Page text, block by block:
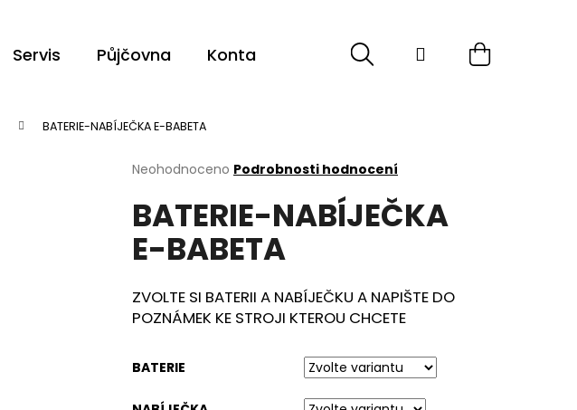
Servis Půjčovna Kontakt Sport Cyklistika
HledatPřihlášeníNákupní
BATERIE-NABÍJEČKA E-BABETA
Průměrné
produktu
je
0,0
hvězdiček.
Neohodnoceno Podrobnosti hodnocení
BATERIE-NABÍJEČKA
E-BABETA
ZVOLTE SI BATERII A NABÍJEČKU A NAPIŠTE DO
POZNÁMEK KE STROJI KTEROU CHCETE
BATERIE